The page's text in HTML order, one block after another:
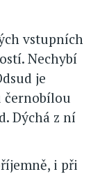
vstupních
Nechybí
je
černobílou
Dýchá z ní
i při